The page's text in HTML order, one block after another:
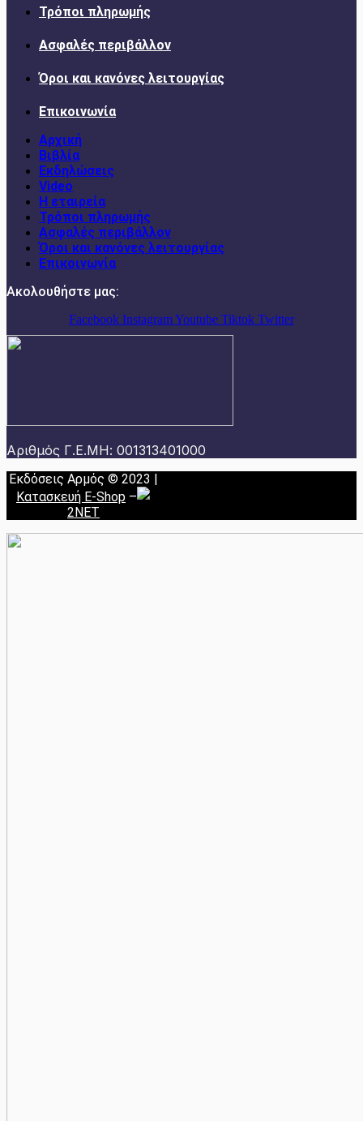
Τρόποι πληρωμής
Ασφαλές περιβάλλον
Όροι και κανόνες λειτουργίας
Επικοινωνία
Αρχική
Βιβλία
Εκδηλώσεις
Video
Η εταιρεία
Τρόποι πληρωμής
Ασφαλές περιβάλλον
Όροι και κανόνες λειτουργίας
Επικοινωνία
Ακολουθήστε μας:
Facebook InstagramYoutube Tiktok Twitter
Αριθμός Γ.Ε.ΜΗ: 001313401000
Εκδόσεις Αρμός © 2023 |
Κατασκευή E-Shop –
2NET